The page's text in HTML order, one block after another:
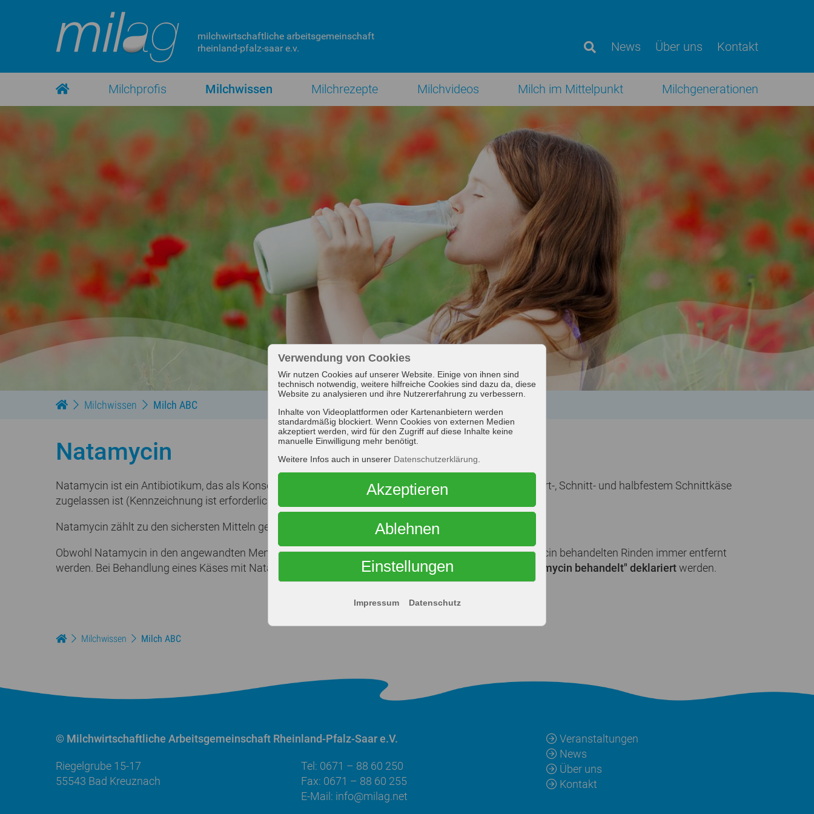
milchwirtschaftliche arbeitsgemeinschaft
rheinland-pfalz-saar e.v.
News Über uns Kontakt
Milchprofis Milchwissen Milchrezepte Milchvideos Milch im Mittelpunkt Milchgenerationen
Milchwissen Milch ABC
Natamycin
Natamycin ist ein Antibiotikum, das als Konservierungsmittel bei der Behandlung der Oberfläche von Hart-, Schnitt- und halbfestem Schnittkäse
zugelassen ist (Kennzeichnung ist erforderlich).
Natamycin zählt zu den sichersten Mitteln gegen Hefen und Schimmelpilze.
Obwohl Natamycin in den angewandten Mengen toxikologisch unbedenklich ist, sollten die mit Natamycin behandelten Rinden immer entfernt
werden. Bei Behandlung eines Käses mit Natamycin muss dies durch dieAngabe "Oberfläche mit Natamycin behandelt" deklariertwerden.
Milchwissen Milch ABC
© Milchwirtschaftliche Arbeitsgemeinschaft Rheinland-Pfalz-Saar e.V.
Riegelgrube 15-17
55543 Bad Kreuznach
Tel: 0671 – 88 60 250
Fax: 0671 – 88 60 255
E-Mail: info@milag.net
Veranstaltungen
News
Über uns
Kontakt
Verwendung von Cookies
Wir nutzen Cookies auf unserer Website. Einige von ihnen sind
technisch notwendig, weitere hilfreiche Cookies sind dazu da, diese
Website zu analysieren und ihre Nutzererfahrung zu verbessern.
Inhalte von Videoplattformen oder Kartenanbietern werden
standardmäßig blockiert. Wenn Cookies von externen Medien
akzeptiert werden, wird für den Zugriff auf diese Inhalte keine
manuelle Einwilligung mehr benötigt.
Weitere Infos auch in unserer Datenschutzerklärung.
Impressum Datenschutz
Einstellungen
Ablehnen
Akzeptieren